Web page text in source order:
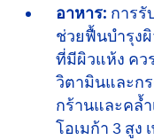
อาหาร: การรั
ช่วยฟื้นบำรุง
ที่มีผิวแห้ง คว
วิตามินและก
กร้านและคล้
โอเมก้า 3 สูง